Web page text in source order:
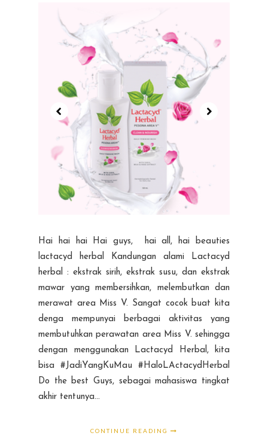
Hai hai hai Hai guys, hai all, hai beauties
lactacyd herbal Kandungan alami Lactacyd
herbal : ekstrak sirih, ekstrak susu, dan ekstrak
mawar yang membersihkan, melembutkan dan
merawat area Miss V. Sangat cocok buat kita
denga mempunyai berbagai aktivitas yang
membutuhkan perawatan area Miss V. sehingga
dengan menggunakan Lactacyd Herbal, kita
bisa #JadiYangKuMau #HaloLActacydHerbal
Do the best Guys, sebagai mahasiswa tingkat
akhir tentunya...
CONTINUE READING